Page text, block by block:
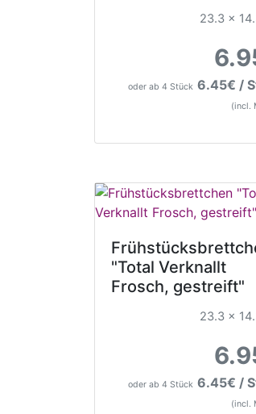
23.3 x
oder ab 4 Stück 6.45€ /
(incl.
"Total Verknallt
Frosch, gestreift"
23.3 x
oder ab 4 Stück 6.45€ /
(incl.